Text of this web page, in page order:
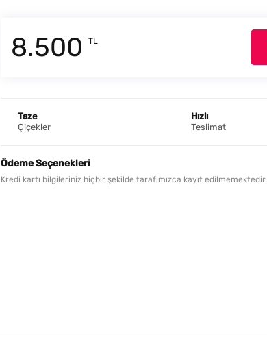
8.500 TL
Taze
Çiçekler
Hızlı
Teslimat
Ödeme Seçenekleri
Kredi kartı bilgileriniz hiçbir şekilde tarafımızca kayıt edilmemektedir.